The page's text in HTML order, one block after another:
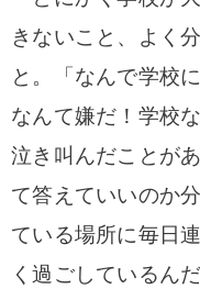
きないこと、
よく
と。
「なんで学校
なんて嫌だ！ 学校
泣き叫んだことが
て答えていいのか分
ている場所に毎日
く過ごしているん